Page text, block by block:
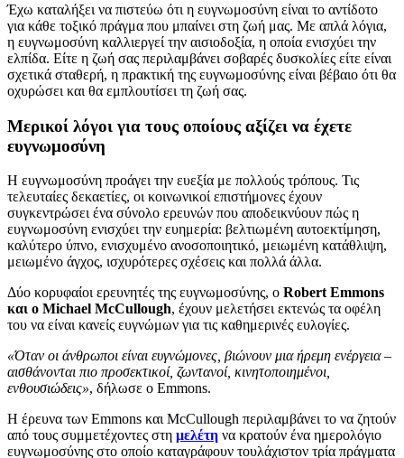
Έχω καταλήξει να πιστεύω ότι η ευγνωμοσύνη είναι το αντίδοτο
για κάθε τοξικό πράγμα που μπαίνει στη ζωή μας. Με απλά λόγια,
η ευγνωμοσύνη καλλιεργεί την αισιοδοξία, η οποία ενισχύει την
ελπίδα. Είτε η ζωή σας περιλαμβάνει σοβαρές δυσκολίες είτε είναι
σχετικά σταθερή, η πρακτική της ευγνωμοσύνης είναι βέβαιο ότι θα
οχυρώσει και θα εμπλουτίσει τη ζωή σας.
Μερικοί λόγοι για τους οποίους αξίζει να έχετε
ευγνωμοσύνη
Η ευγνωμοσύνη προάγει την ευεξία με πολλούς τρόπους. Τις
τελευταίες δεκαετίες, οι κοινωνικοί επιστήμονες έχουν
συγκεντρώσει ένα σύνολο ερευνών που αποδεικνύουν πώς η
ευγνωμοσύνη ενισχύει την ευημερία: βελτιωμένη αυτοεκτίμηση,
καλύτερο ύπνο, ενισχυμένο ανοσοποιητικό, μειωμένη κατάθλιψη,
μειωμένο άγχος, ισχυρότερες σχέσεις και πολλά άλλα.
Δύο κορυφαίοι ερευνητές της ευγνωμοσύνης, ο Robert Emmons
και ο Michael McCullough, έχουν μελετήσει εκτενώς τα οφέλη
του να είναι κανείς ευγνώμων για τις καθημερινές ευλογίες.
«Όταν οι άνθρωποι είναι ευγνώμονες, βιώνουν μια ήρεμη ενέργεια –
αισθάνονται πιο προσεκτικοί, ζωντανοί, κινητοποιημένοι,
ενθουσιώδεις», δήλωσε ο Emmons.
Η έρευνα των Emmons και McCullough περιλαμβάνει το να ζητούν
από τους συμμετέχοντες στη μελέτη να κρατούν ένα ημερολόγιο
ευγνωμοσύνης στο οποίο καταγράφουν τουλάχιστον τρία πράγματα